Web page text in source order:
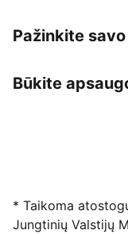
Pažinkite
Būkite
Registruotis
* Taikoma
Jungtinių Valstijų